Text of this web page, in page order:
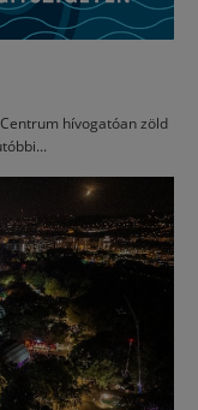
hívogatóan zöld